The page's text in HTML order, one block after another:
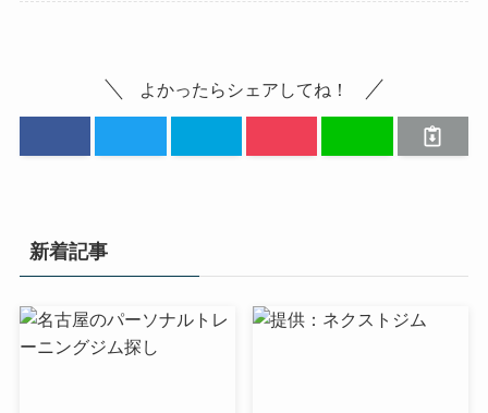
よかったらシェアしてね！
新着記事